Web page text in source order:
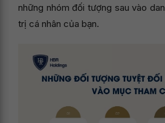
những nhóm đối tượng sau vào
trị cá nhân của bạn.